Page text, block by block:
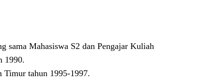
sama Mahasiswa S2 dan Pengajar Kuliah
1990.
Timur tahun 1995-1997.